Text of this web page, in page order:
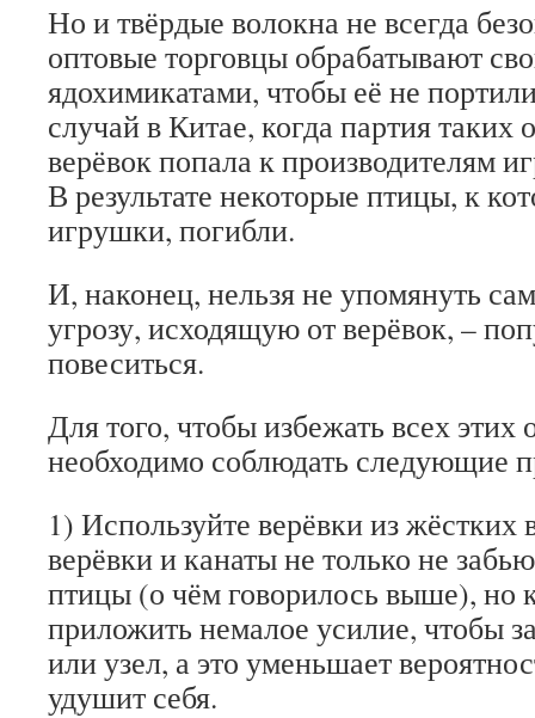
Но и твёрдые волокна не всегда
оптовые торговцы обрабатывают
ядохимикатами, чтобы её не
случай в Китае, когда партия таких
верёвок попала к производителям
В результате некоторые птицы, к
игрушки, погибли.
И, наконец, нельзя не упомянуть
угрозу, исходящую от верёвок, –
повеситься.
Для того, чтобы избежать всех этих
необходимо соблюдать следующие
1) Используйте верёвки из жёстких
верёвки и канаты не только не
птицы (о чём говорилось выше), но
приложить немалое усилие, чтобы
или узел, а это уменьшает
удушит себя.